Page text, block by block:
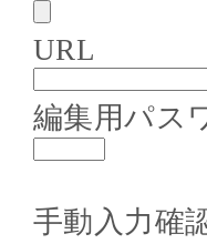
URL
編集用パス
手動入力確